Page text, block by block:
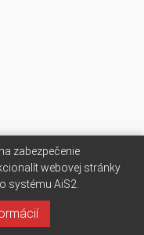
zabezpečenie
webovej stránky
systému AiS2.
2026